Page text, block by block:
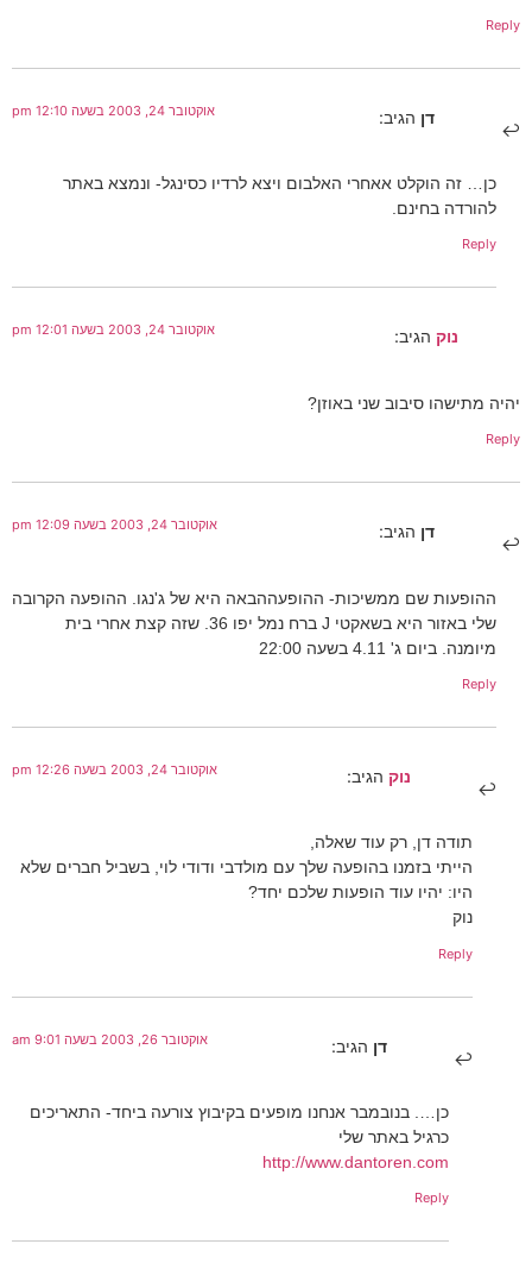
Reply
דן הגיב: אוקטובר 24, 2003 בשעה 12:10 pm
כן… זה הוקלט אאחרי האלבום ויצא לרדיו כסינגל- ונמצא באתר
להורדה בחינם.
Reply
נוק הגיב: אוקטובר 24, 2003 בשעה 12:01 pm
יהיה מתישהו סיבוב שני באוזן?
Reply
דן הגיב: אוקטובר 24, 2003 בשעה 12:09 pm
ההופעות שם ממשיכות- ההופעההבאה היא של ג'נגו. ההופעה הקרובה
שלי באזור היא בשאקטי J ברח נמל יפו 36. שזה קצת אחרי בית
מיומנה. ביום ג' 4.11 בשעה 22:00
Reply
נוק הגיב: אוקטובר 24, 2003 בשעה 12:26 pm
תודה דן, רק עוד שאלה,
הייתי בזמנו בהופעה שלך עם מולדבי ודודי לוי, בשביל חברים שלא
היו: יהיו עוד הופעות שלכם יחד?
נוק
Reply
דן הגיב: אוקטובר 26, 2003 בשעה 9:01 am
כן…. בנובמבר אנחנו מופעים בקיבוץ צורעה ביחד- התאריכים
כרגיל באתר שלי
http://www.dantoren.com
Reply